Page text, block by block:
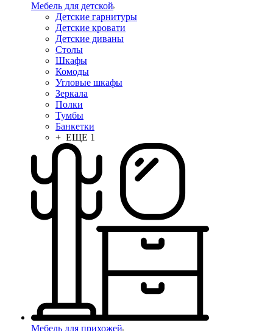
Мебель для детской
Детские гарнитуры
Детские кровати
Детские диваны
Столы
Шкафы
Комоды
Угловые шкафы
Зеркала
Полки
Тумбы
Банкетки
+ ЕЩЕ 1
Мебель для прихожей